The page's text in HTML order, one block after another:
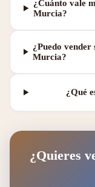
¿Cuánto vale
Murcia?
¿Puedo vender
Murcia?
¿Qué
¿Quieres